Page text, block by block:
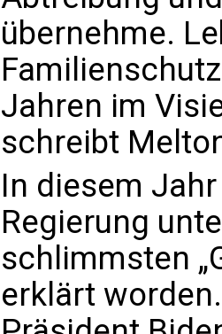
übernehme.
Jahren im
schreibt
In diesem
Regierung
schlimmsten
erklärt